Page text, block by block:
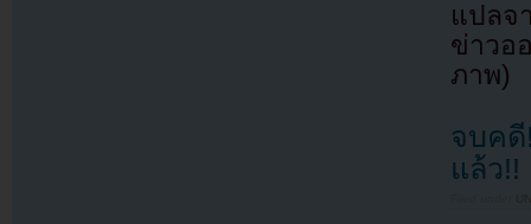
แปล
ข่าวอ
ภาพ)
จบคดี
แล้ว!!